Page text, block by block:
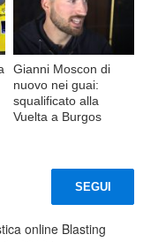
Gianni Moscon di
nuovo nei guai:
squalificato alla
Vuelta a Burgos
SEGUI
online Blasting